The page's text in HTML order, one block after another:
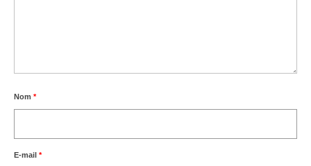
Nom *
E-mail *